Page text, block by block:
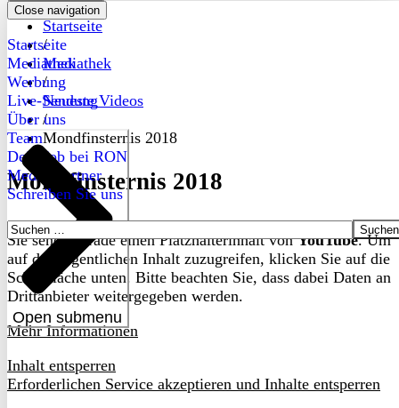
Close navigation
Startseite
Mediathek
Werbung
Live-Sendung
Über uns
Open submenu
Team
Dein Job bei RON
Medienpartner
Schreiben Sie uns
Suchen
nach:
Startseite
/
Mediathek
/
Neueste Videos
/
Mondfinsternis 2018
Mondfinsternis 2018
Sie sehen gerade einen Platzhalterinhalt vonYouTube. Um
auf den eigentlichen Inhalt zuzugreifen, klicken Sie auf die
Schaltfläche unten. Bitte beachten Sie, dass dabei Daten an
Drittanbieter weitergegeben werden.
Mehr Informationen
Inhalt entsperren
Erforderlichen Service akzeptieren und Inhalte entsperren